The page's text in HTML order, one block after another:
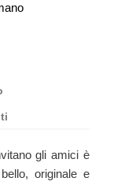
gli amici è
originale e